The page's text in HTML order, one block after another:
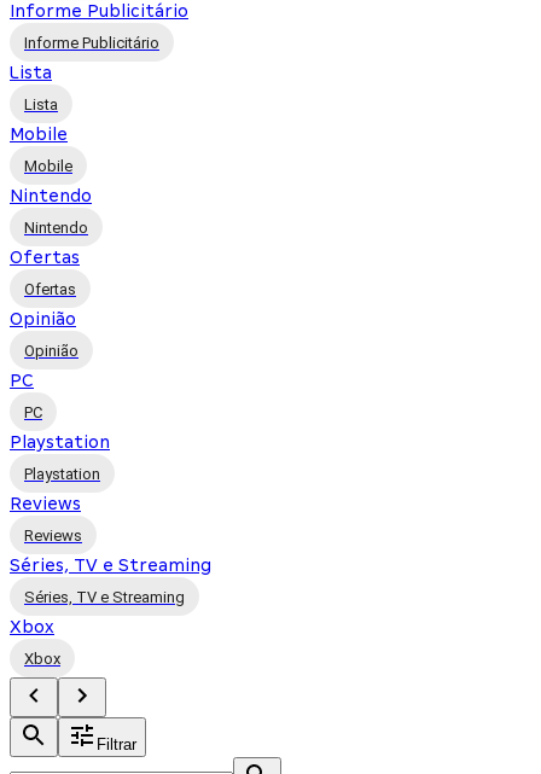
Informe Publicitário
Informe Publicitário
Lista
Lista
Mobile
Mobile
Nintendo
Nintendo
Ofertas
Ofertas
Opinião
Opinião
PC
PC
Playstation
Playstation
Reviews
Reviews
Séries, TV e Streaming
Séries, TV e Streaming
Xbox
Xbox
Filtrar